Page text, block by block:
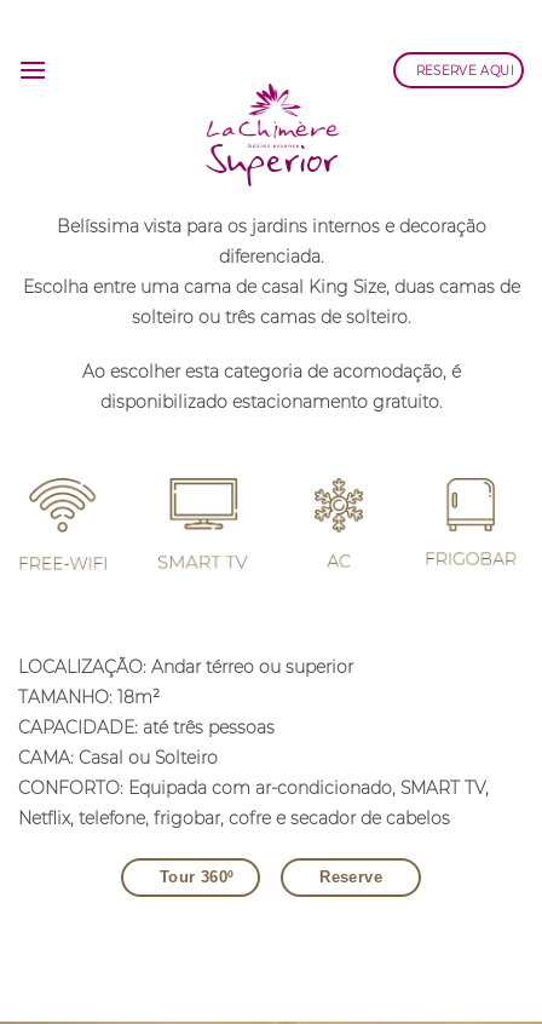
content
RESERVE AQUI
Superior
Belíssima vista para os jardins internos e decoração
diferenciada.
Escolha entre uma cama de casal King Size, duas camas de
solteiro ou três camas de solteiro.
Ao escolher esta categoria de acomodação, é
disponibilizado estacionamento gratuito.
LOCALIZAÇÃO: Andar térreo ou superior
TAMANHO: 18m²
CAPACIDADE: até três pessoas
CAMA: Casal ou Solteiro
CONFORTO: Equipada com ar-condicionado, SMART TV,
Netflix, telefone, frigobar, cofre e secador de cabelos
Tour 360º Reserve